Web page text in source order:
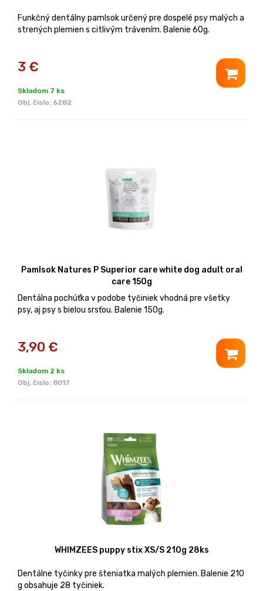
Funkčný dentálny pamlsok určený pre dospelé psy malých a
strených plemien s citlivým trávením. Balenie 60g.
3 €
Skladom 7 ks
Obj. čislo: 6282
Pamlsok Natures P Superior care white dog adult oral
care 150g
Dentálna pochúťka v podobe tyčiniek vhodná pre všetky
psy, aj psy s bielou srsťou. Balenie 150g.
3,90 €
Skladom 2 ks
Obj. čislo: 8017
WHIMZEES puppy stix XS/S 210g 28ks
Dentálne tyčinky pre šteniatka malých plemien. Balenie 210
g obsahuje 28 tyčiniek.